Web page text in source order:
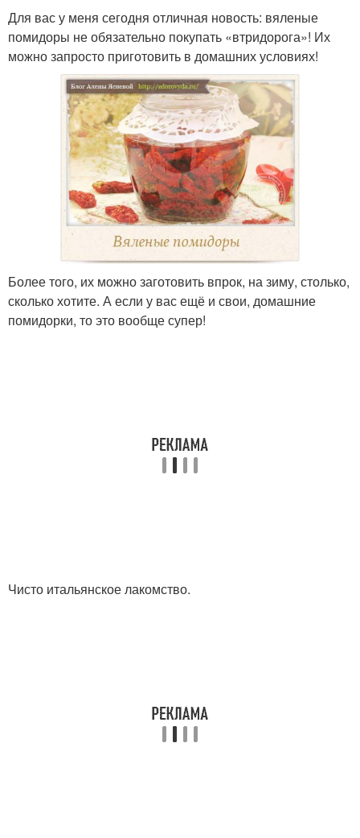
Для вас у меня сегодня отличная новость: вяленые
помидоры не обязательно покупать «втридорога»! Их
можно запросто приготовить в домашних условиях!
Более того, их можно заготовить впрок, на зиму, столько,
сколько хотите. А если у вас ещё и свои, домашние
помидорки, то это вообще супер!
Чисто итальянское лакомство.